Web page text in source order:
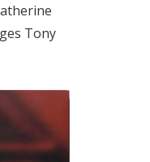
Tony